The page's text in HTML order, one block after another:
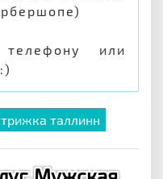
или
таллинн